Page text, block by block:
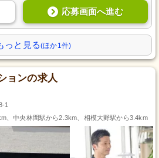
応募画面へ進む
っと見る(ほか1件)
ョンの求人
1
、中央林間駅から2.3km、相模大野駅から3.4km